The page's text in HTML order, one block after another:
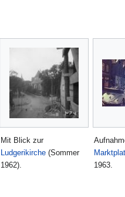
Mit Blick zur
Ludgerikirche (Sommer
1962).
1963.